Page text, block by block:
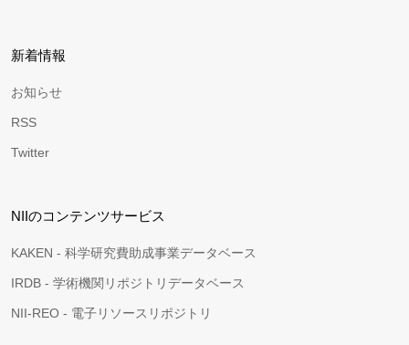
新着情報
お知らせ
RSS
Twitter
NIIのコンテンツサービス
KAKEN - 科学研究費助成事業データベース
IRDB - 学術機関リポジトリデータベース
NII-REO - 電子リソースリポジトリ